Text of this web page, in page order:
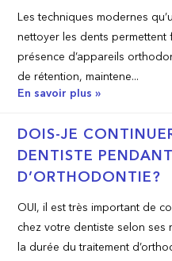
Les techniques modernes
nettoyer les dents permettent
présence d’appareils
de rétention, maintene...
En savoir plus »
DOIS-JE
DENTISTE
D’ORTHODONTIE?
OUI, il est très important de
chez votre dentiste selon ses
la durée du traitement